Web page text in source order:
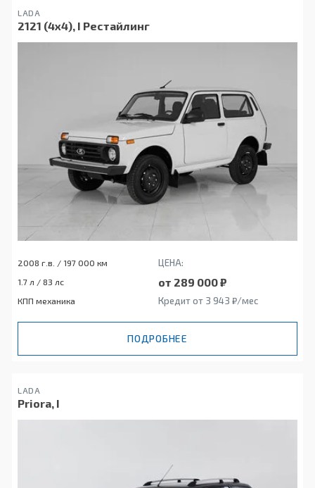
LADA
2121 (4x4), I Рестайлинг
2008 г.в. / 197 000 км ЦЕНА:
1.7 л / 83 лс от 289 000 ₽
КПП механика Кредит от 3 943 ₽/мес
ПОДРОБНЕЕ
LADA
Priora, I